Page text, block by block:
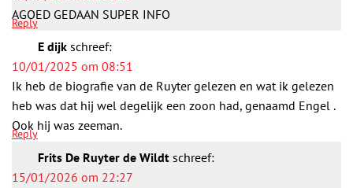
AGOED GEDAAN SUPER INFO
Reply
E dijk schreef:
10/01/2025 om 08:51
Ik heb de biografie van de Ruyter gelezen en wat ik gelezen
heb was dat hij wel degelijk een zoon had, genaamd Engel .
Ook hij was zeeman.
Reply
Frits De Ruyter de Wildt schreef:
15/01/2026 om 22:27